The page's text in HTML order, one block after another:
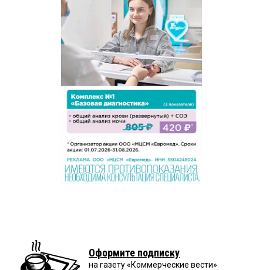
Оформите подписку
на газету «Коммерческие вести»